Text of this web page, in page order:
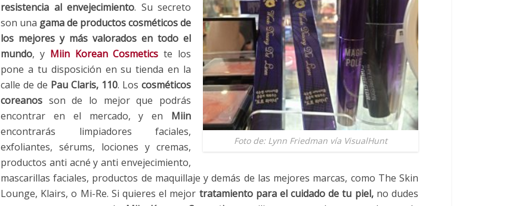
Foto de: Lynn Friedman vía VisualHunt
resistencia al envejecimiento. Su secreto
son una gama de productos cosméticos de
los mejores y más valorados en todo el
mundo, y Miin Korean Cosmetics te los
pone a tu disposición en su tienda en la
calle de de Pau Claris, 110. Los cosméticos
coreanos son de lo mejor que podrás
encontrar en el mercado, y en Miin
encontrarás limpiadores faciales,
exfoliantes, sérums, lociones y cremas,
productos anti acné y anti envejecimiento,
mascarillas faciales, productos de maquillaje y demás de las mejores marcas, como The Skin
Lounge, Klairs, o Mi-Re. Si quieres el mejor tratamiento para el cuidado de tu piel,no dudes